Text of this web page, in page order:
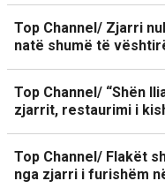
Top Channel/ Zjarri
natë shumë të
Top Channel/ “Shën
zjarrit, restaurimi i
Top Channel/ Flakët
nga zjarri i furishëm